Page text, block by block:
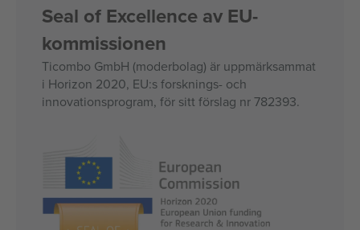
Seal of Excellence av EU-
kommissionen
Ticombo GmbH (moderbolag) är uppmärksammat
i Horizon 2020, EU:s forsknings- och
innovationsprogram, för sitt förslag nr 782393.